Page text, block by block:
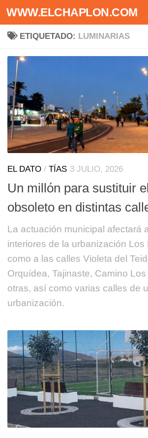
Saltar al contenido
WWW.ELCHAPLON.COM
ETIQUETADO: LUMINARIAS
EL DATO / TÍAS 3 JULIO, 2026
Un millón para sustituir
obsoleto en distintas
La actuación municipal afectará
interiores de la urbanización Los
como a las calles Violeta del
Orquídea, Tajinaste, Camino
otras, así como varias calles de
urbanización.